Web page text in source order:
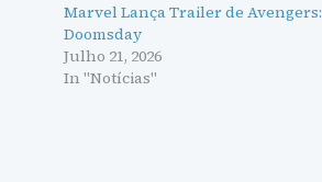
Marvel Lança Trailer de Avengers:
Doomsday
Julho 21, 2026
In "Notícias"